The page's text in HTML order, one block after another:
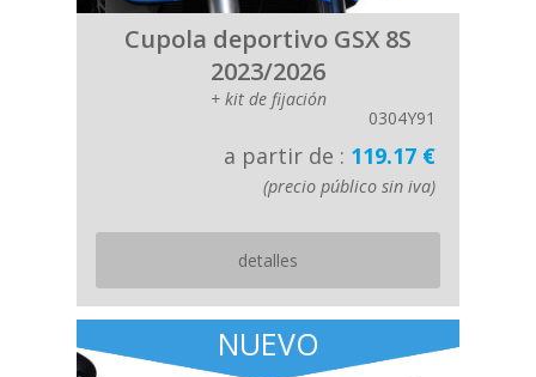
Cupola deportivo GSX 8S
2023/2026
+ kit de fijación
0304Y91
a partir de : 119.17 €
(precio público sin iva)
detalles
NUEVO